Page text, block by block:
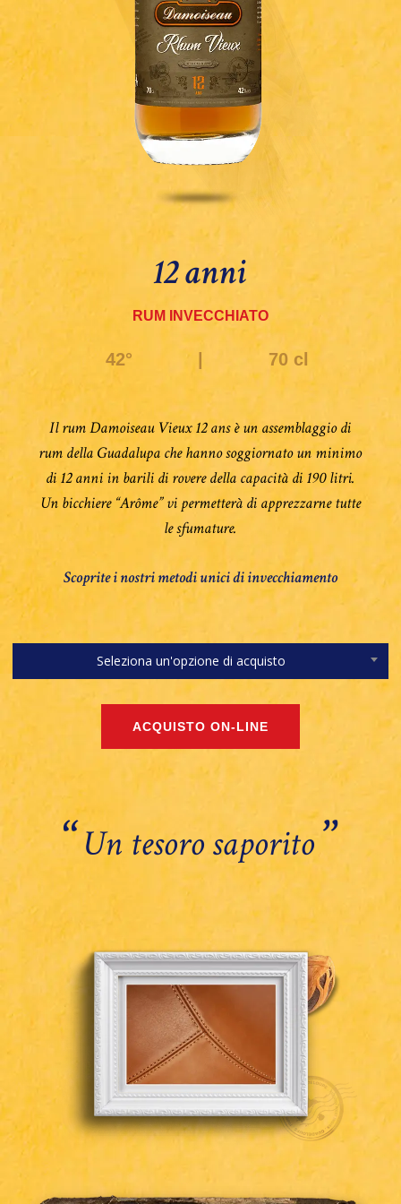
12 anni
RUM INVECCHIATO
42° 70 cl
Il rum Damoiseau Vieux 12 ans è un assemblaggio di
rum della Guadalupa che hanno soggiornato un minimo
di 12 anni in barili di rovere della capacità di 190 litri.
Un bicchiere “Arôme” vi permetterà di apprezzarne tutte
le sfumature.
Scoprite i nostri metodi unici di invecchiamento
Seleziona un'opzione di acquisto
‘‘Un tesoro saporito’’